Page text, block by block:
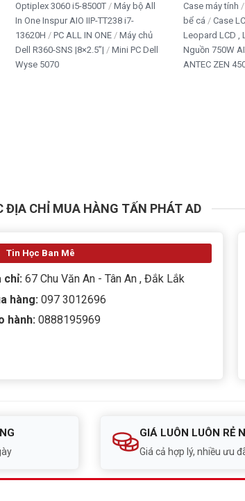
Optiplex 3060 i5-8500T
Máy bộ All
In One Inspur AIO IIP-TT238 i7-
13620H
PC ALL IN ONE Máy chủ
Dell R360-SNS |8×2.5”|
Mini PC Dell
Wyse 5070
Case máy tính
bể cá
Case
Leopard LCD ,
Nguồn 750W
ANTEC ZEN
ĐỊA CHỈ MUA HÀNG TẤN PHÁT AD
Tin Học Ban Mê
chỉ: 67 Chu Văn An - Tân An , Đắk Lắk
hàng:097 3012696
hành:0888195969
GIÁ LUÔN LUÔN RẺ
Giá cả hợp lý, nhiều ưu